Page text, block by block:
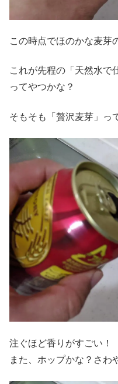
この時点でほのかな麦芽
これが先程の「天然水で
ってやつかな？
そもそも「贅沢麦芽」っ
注ぐほど香りがすごい！
また、ホップかな？さわ